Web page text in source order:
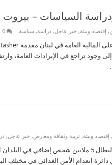
السياسات – بيروت
, إقتصاد وبيئة, خبر عاجل, دراسة, سياسة 0
وجود تراجع في الإيرادات العامة،
, إقتصاد وبيئة, تربية وثقافة ومعارض, خبر عاجل,
انعدام الأمن الغذائي في مختلف